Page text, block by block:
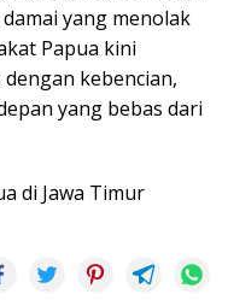
yang menolak
Papua kini
kebencian,
yang bebas dari
di Jawa Timur